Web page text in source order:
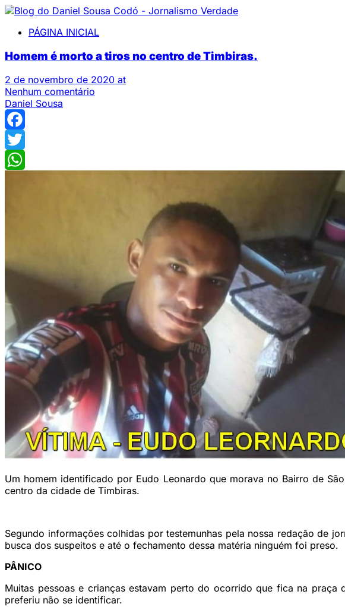
PÁGINA INICIAL
Homem é morto a tiros no centro de Timbiras.
2 de novembro de 2020 at
Nenhum comentário
Daniel Sousa
Facebook
Twitter
Um homem identificado por Eudo Leonardo que morava no Bairro de
centro da cidade de Timbiras.
Segundo informações colhidas por testemunhas pela nossa redação de
busca dos suspeitos e até o fechamento dessa matéria ninguém foi preso.
PÂNICO
Muitas pessoas e crianças estavam perto do ocorrido que fica na praça
preferiu não se identificar.